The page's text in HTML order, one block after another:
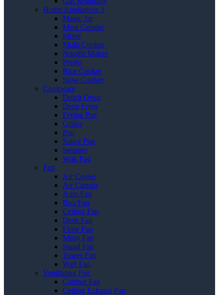
Home Appliances 3
Magic Jar
Meat Grinder
Mixer
Multi Cooker
Noodle Maker
Presto
Rice Cooker
Slow Cooker
Cookware
Dutch Oven
Deep Fryer
Frying Pan
Griller
Pan
Sauce Pan
Steamer
Wok Pan
Fan
Air Cooler
Air Curtain
Auto Fan
Box Fan
Ceiling Fan
Desk Fan
Floor Fan
Misty Fan
Stand Fan
Tower Fan
Wall Fan
Ventilating Fan
Cabinet Fan
Ceiling Exhaust Fan